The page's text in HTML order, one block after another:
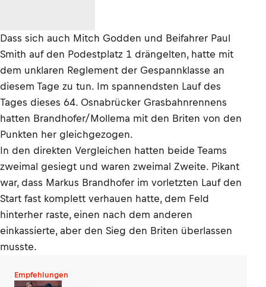
Dass sich auch Mitch Godden und Beifahrer Paul
Smith auf den Podestplatz 1 drängelten, hatte mit
dem unklaren Reglement der Gespannklasse an
diesem Tage zu tun. Im spannendsten Lauf des
Tages dieses 64. Osnabrücker Grasbahnrennens
hatten Brandhofer/Mollema mit den Briten von den
Punkten her gleichgezogen.
In den direkten Vergleichen hatten beide Teams
zweimal gesiegt und waren zweimal Zweite. Pikant
war, dass Markus Brandhofer im vorletzten Lauf den
Start fast komplett verhauen hatte, dem Feld
hinterher raste, einen nach dem anderen
einkassierte, aber den Sieg den Briten überlassen
musste.
Empfehlungen